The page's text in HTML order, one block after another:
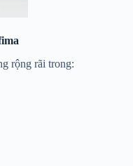
rộng rãi trong: